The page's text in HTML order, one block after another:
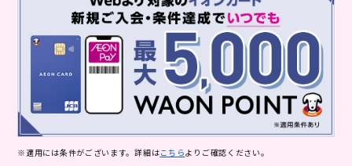
※適用には条件がございます。詳細はこちらよりご確認ください。